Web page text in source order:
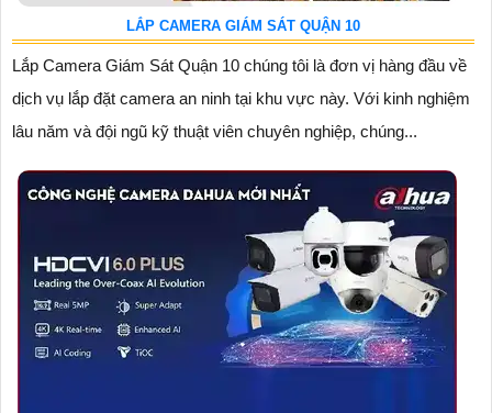
LẮP CAMERA GIÁM SÁT QUẬN 10
Lắp Camera Giám Sát Quận 10 chúng tôi là đơn vị hàng đầu về
dịch vụ lắp đặt camera an ninh tại khu vực này. Với kinh nghiệm
lâu năm và đội ngũ kỹ thuật viên chuyên nghiệp, chúng...